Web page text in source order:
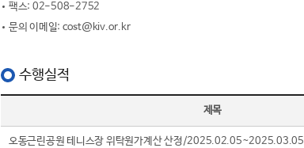
팩스: 02-508-2752
문의 이메일: cost@kiv.or.kr
수행실적
제목
오동근린공원 테니스장 위탁원가계산 산정/2025.02.05~2025.03.05